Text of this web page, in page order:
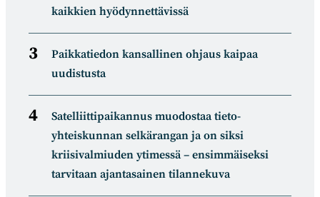
kaikkien hyödynnettävissä
Paikkatiedon kansallinen ohjaus kaipaa
uudistusta
Satelliitti­paikannus muodostaa tieto­
yhteiskunnan selkä­rangan ja on siksi
kriisivalmiuden ytimessä – ensimmäiseksi
tarvitaan ajantasainen tilannekuva